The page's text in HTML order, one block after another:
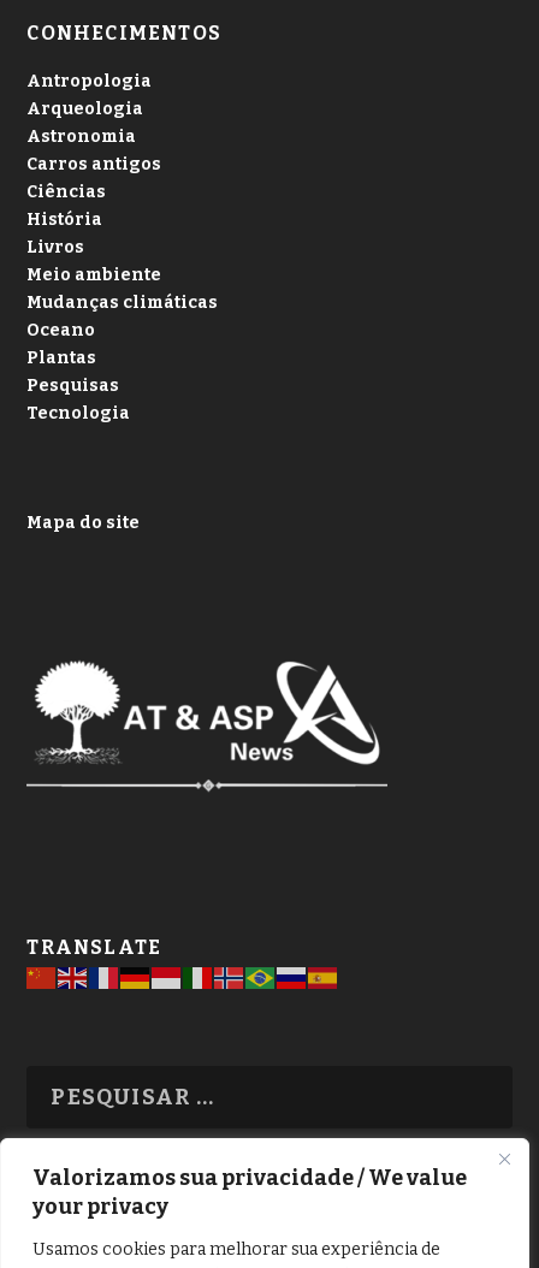
Valorizamos sua privacidade / We value
your privacy
Usamos cookies para melhorar sua experiência de
CONHECIMENTOS
Antropologia
Arqueologia
Astronomia
Carros antigos
Ciências
História
Livros
Meio ambiente
Mudanças climáticas
Oceano
Plantas
Pesquisas
Tecnologia
Mapa do site
TRANSLATE
TODAS OS ASSUNTOS